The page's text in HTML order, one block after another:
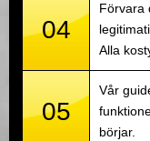
04
Förvara
Alla
05
Vår
börjar.